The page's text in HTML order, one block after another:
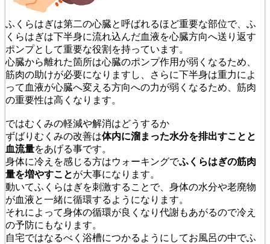
ふくらはぎは第二の心臓と呼ばれるほど重要な部位で、ふ
くらはぎは下半身に流れ込んだ血液を心臓方向へ送り返す
ポンプとして重要な役割を持っています。
心臓から離れた箇所は心臓のポンプ作用が弱くなるため、
筋肉の助けが必要になりますし、さらに下半身は重力によ
って血液が心臓へ変える方向への力が弱くなるため、筋肉
の重要性は高くなります。
ではむくみの軽減や解消はどうするか
ずばりむくみの改善は体内に溜まった水分を排出すことと
血流量をあげる事です。
身体に冷えを感じる方はウォーキングでふくらはぎの筋肉
量を増やすことが大事になります。
動いてふくらはぎを刺激することで、身体の水分や老廃物
が血液と一緒に循環するようになります。
それによって身体の循環が良くなり代謝もあがるので冷え
の予防にもなります。
自宅ではなるべく浴槽につかるようにしてお風呂の中でふ